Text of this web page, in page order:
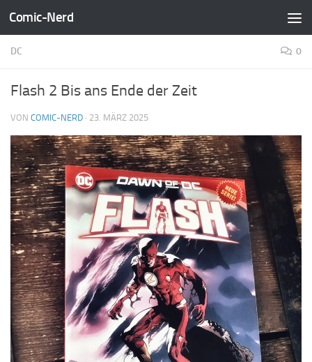
Zum Inhalt springen
Comic-Nerd
DC 0
Flash 2 Bis ans Ende der Zeit
VON COMIC-NERD · 23. MÄRZ 2025